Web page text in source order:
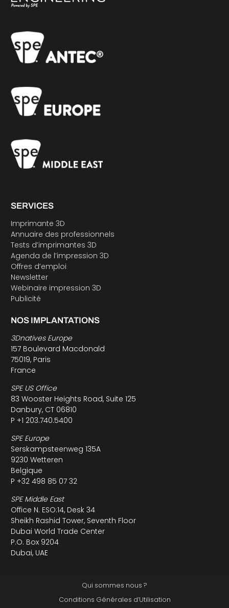
SERVICES
Imprimante 3D
Annuaire des professionnels
Tests d’imprimantes 3D
Agenda de l’impression 3D
Offres d’emploi
Newsletter
Webinaire impression 3D
Publicité
NOS IMPLANTATIONS
3Dnatives Europe
157 Boulevard Macdonald
75019, Paris
France
SPE US Office
83 Wooster Heights Road, Suite 125
Danbury, CT 06810
P +1 203.740.5400
SPE Europe
Serskampsteenweg 135A
9230 Wetteren
Belgique
P +32 498 85 07 32
SPE Middle East
Office N. ESO:14, Desk 34
Sheikh Rashid Tower, Seventh Floor
Dubai World Trade Center
P.O. Box 9204
Dubai, UAE
Qui sommes nous ?
Conditions Générales d’Utilisation